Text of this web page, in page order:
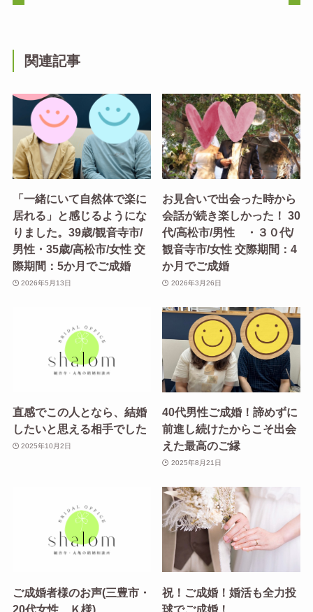
関連記事
「一緒にいて自然体で楽に
居れる」と感じるようにな
りました。39歳/観音寺市/
男性・35歳/高松市/女性 交
際期間：5か月でご成婚
2026年5月13日
お見合いで出会った時から
会話が続き楽しかった！ 30
代/高松市/男性 ・３０代/
観音寺市/女性 交際期間：4
か月でご成婚
2026年3月26日
直感でこの人となら、結婚
したいと思える相手でした
2025年10月2日
40代男性ご成婚！諦めずに
前進し続けたからこそ出会
えた最高のご縁
2025年8月21日
ご成婚者様のお声(三豊市・
20代女性 Ｋ様)
祝！ご成婚！婚活も全力投
球でご成婚！